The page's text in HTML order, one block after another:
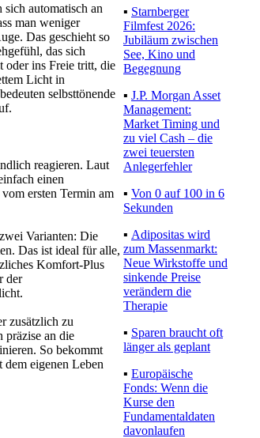
automatisch an
man weniger
Das geschieht so
das sich
oder ins Freie tritt, die
Licht in
selbsttönende
reagieren. Laut
einen
ersten Termin am
Varianten: Die
Das ist ideal für alle,
Komfort-Plus
der
zusätzlich zu
präzise an die
So bekommt
dem eigenen Leben
▪ Starnberger
Filmfest 2026:
Jubiläum zwischen
See, Kino und
Begegnung
▪ J.P. Morgan Asset
Management:
Market Timing und
zu viel Cash – die
zwei teuersten
Anlegerfehler
▪ Von 0 auf 100 in 6
Sekunden
▪ Adipositas wird
zum Massenmarkt:
Neue Wirkstoffe und
sinkende Preise
verändern die
Therapie
▪ Sparen braucht oft
länger als geplant
▪ Europäische
Fonds: Wenn die
Kurse den
Fundamentaldaten
davonlaufen